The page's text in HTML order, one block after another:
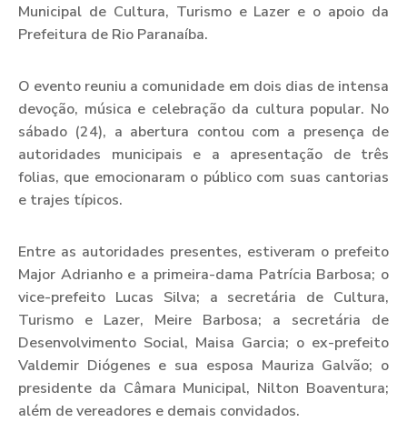
Municipal de Cultura, Turismo e Lazer e o apoio da
Prefeitura de Rio Paranaíba.
O evento reuniu a comunidade em dois dias de intensa
devoção, música e celebração da cultura popular. No
sábado (24), a abertura contou com a presença de
autoridades municipais e a apresentação de três
folias, que emocionaram o público com suas cantorias
e trajes típicos.
Entre as autoridades presentes, estiveram o prefeito
Major Adrianho e a primeira-dama Patrícia Barbosa; o
vice-prefeito Lucas Silva; a secretária de Cultura,
Turismo e Lazer, Meire Barbosa; a secretária de
Desenvolvimento Social, Maisa Garcia; o ex-prefeito
Valdemir Diógenes e sua esposa Mauriza Galvão; o
presidente da Câmara Municipal, Nilton Boaventura;
além de vereadores e demais convidados.